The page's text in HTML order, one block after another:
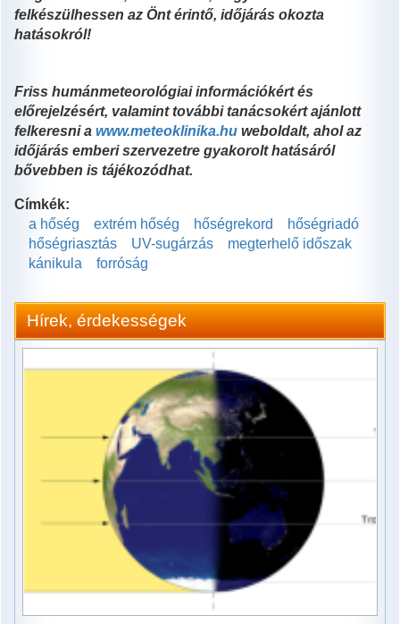
felkészülhessen az Önt érintő, időjárás okozta
hatásokról!
Friss humánmeteorológiai információkért és
előrejelzésért, valamint további tanácsokért ajánlott
felkeresni a www.meteoklinika.hu weboldalt, ahol az
időjárás emberi szervezetre gyakorolt hatásáról
bővebben is tájékozódhat.
Címkék:
a hőség
extrém hőség hőségrekord
hőségriadó
hőségriasztás
UV-sugárzás
megterhelő időszak
kánikula
forróság
Hírek, érdekességek